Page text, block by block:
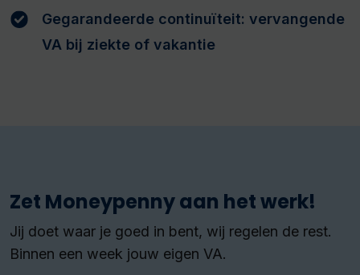
Gegarandeerde continuïteit: vervangende
VA bij ziekte of vakantie
Zet Moneypenny aan het werk!
Jij doet waar je goed in bent, wij regelen de rest.
Binnen een week jouw eigen VA.